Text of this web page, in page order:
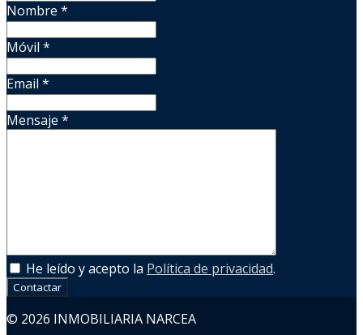
Nombre *
Móvil *
Email *
Mensaje *
He leído y acepto la Política de privacidad.
Contactar
© 2026 INMOBILIARIA NARCEA